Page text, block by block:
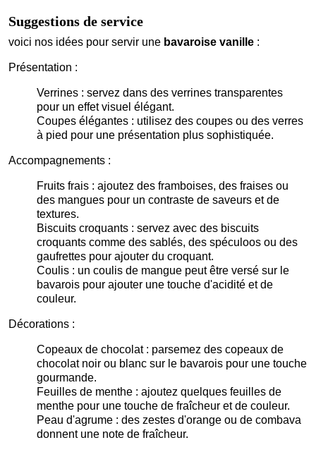
Suggestions de service
voici nos idées pour servir une bavaroise vanille :
Présentation :
Verrines : servez dans des verrines transparentes
pour un effet visuel élégant.
Coupes élégantes : utilisez des coupes ou des verres
à pied pour une présentation plus sophistiquée.
Accompagnements :
Fruits frais : ajoutez des framboises, des fraises ou
des mangues pour un contraste de saveurs et de
textures.
Biscuits croquants : servez avec des biscuits
croquants comme des sablés, des spéculoos ou des
gaufrettes pour ajouter du croquant.
Coulis : un coulis de mangue peut être versé sur le
bavarois pour ajouter une touche d'acidité et de
couleur.
Décorations :
Copeaux de chocolat : parsemez des copeaux de
chocolat noir ou blanc sur le bavarois pour une touche
gourmande.
Feuilles de menthe : ajoutez quelques feuilles de
menthe pour une touche de fraîcheur et de couleur.
Peau d'agrume : des zestes d'orange ou de combava
donnent une note de fraîcheur.